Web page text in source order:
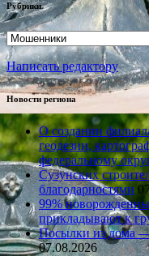
Рубрики
Рубрики
Написать редактору
Новости региона
О создании
геодезии,
федеральному
Сузунских
благодарностями
99%
прикладывают к
Посылки из дома —
07.08.2026